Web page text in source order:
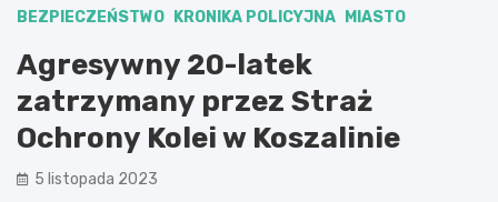
BEZPIECZEŃSTWO KRONIKA POLICYJNA MIASTO
Agresywny 20-latek
zatrzymany przez Straż
Ochrony Kolei w Koszalinie
5 listopada 2023